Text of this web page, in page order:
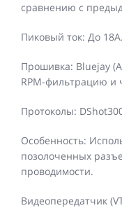
сравнению с
Пиковый ток: До 18А.
Прошивка: Bluejay
RPM-фильтрацию и
Протоколы:
Особенность:
позолоченных
проводимости.
Видеопередатчик